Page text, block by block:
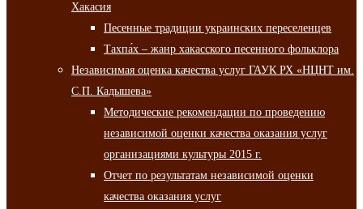
Хакасия
Песенные традиции украинских переселенцев
Тахпа́х – жанр хакасского песенного фольклора
Независимая оценка качества услуг ГАУК РХ «НЦНТ им.
С.П. Кадышева»
Методические рекомендации по проведению
независимой оценки качества оказания услуг
организациями культуры 2015 г.
Отчет по результатам независимой оценки
качества оказания услуг